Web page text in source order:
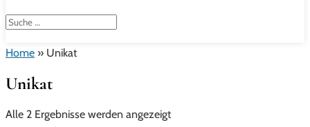
Home » Unikat
Unikat
Alle 2 Ergebnisse werden angezeigt